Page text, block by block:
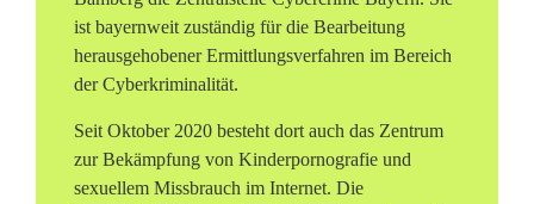
ist bayernweit zuständig für die Bearbeitung
herausgehobener Ermittlungsverfahren im Bereich
der Cyberkriminalität.
Seit Oktober 2020 besteht dort auch das Zentrum
zur Bekämpfung von Kinderpornografie und
sexuellem Missbrauch im Internet. Die